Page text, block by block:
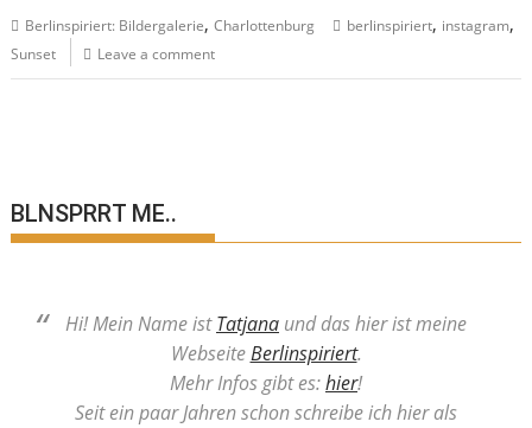
Berlinspiriert: Bildergalerie,Charlottenburg berlinspiriert, instagram,
Sunset Leave a comment
BLNSPRRT ME..
Hi! Mein Name istTatjana und das hier ist meine
WebseiteBerlinspiriert.
Mehr Infos gibt es:hier!
Seit ein paar Jahren schon schreibe ich hier als